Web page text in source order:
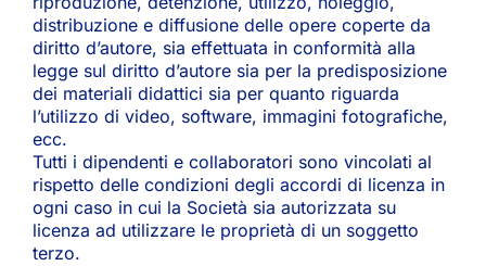
distribuzione e diffusione delle opere coperte da
diritto d’autore, sia effettuata in conformità alla
legge sul diritto d’autore sia per la predisposizione
dei materiali didattici sia per quanto riguarda
l’utilizzo di video, software, immagini fotografiche,
ecc.
Tutti i dipendenti e collaboratori sono vincolati al
rispetto delle condizioni degli accordi di licenza in
ogni caso in cui la Società sia autorizzata su
licenza ad utilizzare le proprietà di un soggetto
terzo.